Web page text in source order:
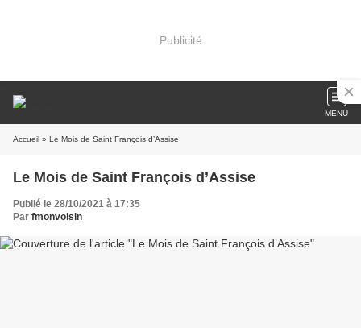
Publicité
MENU
Accueil » Le Mois de Saint François d’Assise
Le Mois de Saint François d’Assise
Publié le 28/10/2021 à 17:35
Par fmonvoisin